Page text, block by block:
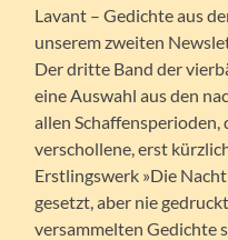
Lavant – Gedichte aus
unserem zweiten
Der dritte Band der
eine Auswahl aus den
allen
verschollene, erst
Erstlingswerk »Die Nacht
gesetzt, aber nie
versammelten Gedichte